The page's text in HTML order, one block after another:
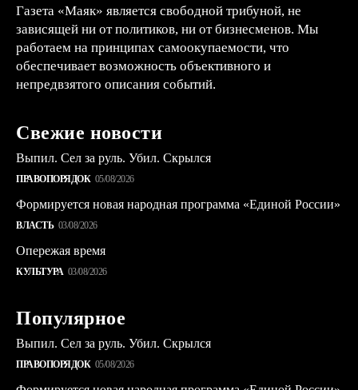
Газета «Маяк» является свободной трибуной, не
зависящей ни от политиков, ни от бизнесменов. Мы
работаем на принципах самоокупаемости, что
обеспечивает возможность объективного и
непредвзятого описания событий.
Свежие новости
Выпил. Сел за руль. Убил. Скрылся
ПРАВОПОРЯДОК 05/08/2026
Формируется новая народная программа «Единой России»
ВЛАСТЬ 03/08/2026
Опережая время
КУЛЬТУРА 03/08/2026
Популярное
Выпил. Сел за руль. Убил. Скрылся
ПРАВОПОРЯДОК 05/08/2026